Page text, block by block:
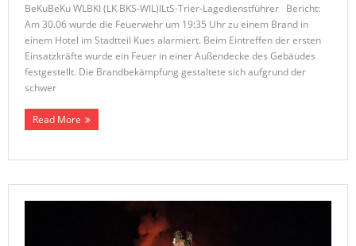
BeKuBeKu WLBKI (LK BKS-WIL)ILtS-Trier-Lagedienstführer Bericht:
Am 30.06 wurde die Feuerwehr um 19:35 Uhr zu einem Brand in
einem Hotel im Stadtteil Kues alarmiert. Beim Eintreffen der ersten
Einsatzkräfte wurde ein Feuer in einer Außendecke des Gebäudes
festgestellt. Die Brandbekämpfung gestaltete sich aufgrund der
schwer
Read More